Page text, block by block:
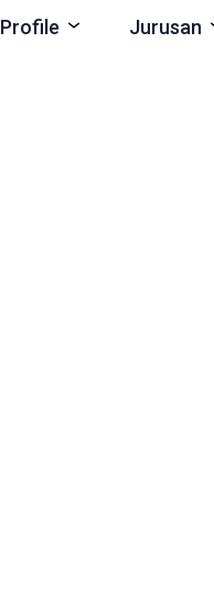
Profile Jurusan